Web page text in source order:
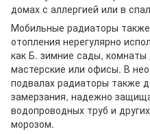
домах с аллергией или в
Мобильные радиаторы
отопления нерегулярно
как Б. зимние сады, комнаты
мастерские или офисы. В
подвалах радиаторы также
замерзания, надежно
водопроводных труб и
морозом.